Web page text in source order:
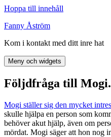
Hoppa till innehåll
Fanny Åström
Kom i kontakt med ditt inre hat
Meny och widgets
Följdfråga till Mogi.
Mogi ställer sig den mycket
skulle hjälpa en person som
behöver akut hjälp, även om
mördat. Mogi säger att hon nog